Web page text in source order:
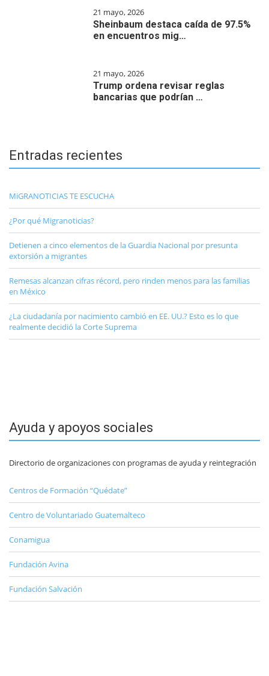
21 mayo, 2026
Sheinbaum destaca caída de 97.5%
en encuentros mig…
21 mayo, 2026
Trump ordena revisar reglas
bancarias que podrían …
Entradas recientes
MiGRANOTICIAS TE ESCUCHA
¿Por qué Migranoticias?
Detienen a cinco elementos de la Guardia Nacional por presunta
extorsión a migrantes
Remesas alcanzan cifras récord, pero rinden menos para las familias
en México
¿La ciudadanía por nacimiento cambió en EE. UU.? Esto es lo que
realmente decidió la Corte Suprema
Ayuda y apoyos sociales
Directorio de organizaciones con programas de ayuda y reintegración
Centros de Formación “Quédate”
Centro de Voluntariado Guatemalteco
Conamigua
Fundación Avina
Fundación Salvación